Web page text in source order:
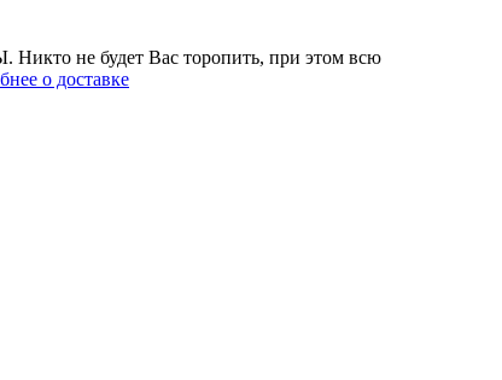
не будет Вас торопить, при этом всю
о доставке